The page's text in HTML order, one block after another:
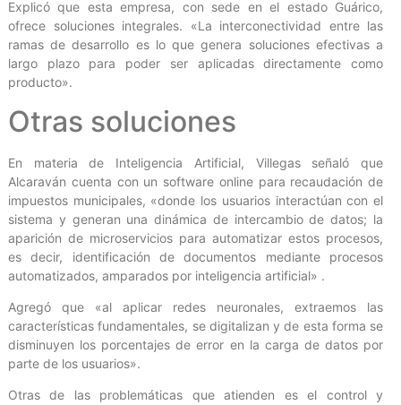
Explicó que esta empresa, con sede en el estado Guárico,
ofrece soluciones integrales. «La interconectividad entre las
ramas de desarrollo es lo que genera soluciones efectivas a
largo plazo para poder ser aplicadas directamente como
producto».
Otras soluciones
En materia de Inteligencia Artificial, Villegas señaló que
Alcaraván cuenta con un software online para recaudación de
impuestos municipales, «donde los usuarios interactúan con el
sistema y generan una dinámica de intercambio de datos; la
aparición de microservicios para automatizar estos procesos,
es decir, identificación de documentos mediante procesos
automatizados, amparados por inteligencia artificial» .
Agregó que «al aplicar redes neuronales, extraemos las
características fundamentales, se digitalizan y de esta forma se
disminuyen los porcentajes de error en la carga de datos por
parte de los usuarios».
Otras de las problemáticas que atienden es el control y